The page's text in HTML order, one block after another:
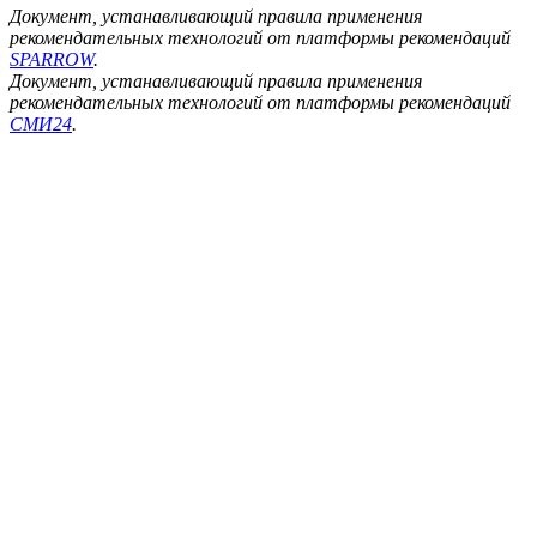
Документ, устанавливающий правила применения
рекомендательных технологий от платформы рекомендаций
SPARROW.
Документ, устанавливающий правила применения
рекомендательных технологий от платформы рекомендаций
СМИ24.